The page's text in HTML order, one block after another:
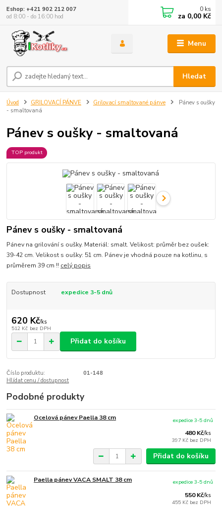
Menu
Hledat
Eshop: +421 902 212 007
od 8:00 - do 16:00 hod
0 ks
za 0,00 Kč
Úvod GRILOVACÍ PÁNVE Grilovací smaltované pánve
Pánev s oušky
- smaltovaná
Pánev s oušky - smaltovaná
TOP produkt
Pánev s oušky - smaltovaná
Pánev na grilování s oušky. Materiál: smalt. Velikost: průměr bez oušek:
39-42 cm. Velikost s oušky: 51 cm. Pánev je vhodná pouze na kotlinu, s
průměrem 39 cm !! celý popis
Dostupnost expedice 3-5 dnů
620 Kč/ks
512 Kč bez DPH
Přidat do košíku
Číslo produktu:
01-148
Hlídat cenu / dostupnost
Podobné produkty
Ocelová pánev Paella 38 cm
480 Kč/ks
397 Kč bez DPH
expedice 3-5 dnů
Přidat do košíku
Paella pánev VACA SMALT 38 cm
550 Kč/ks
455 Kč bez DPH
expedice 3-5 dnů